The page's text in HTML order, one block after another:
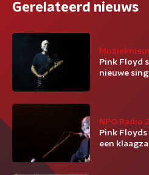
Gerelateerd nieuws
Pink Floyd
nieuwe
NPO Radio
Pink
een